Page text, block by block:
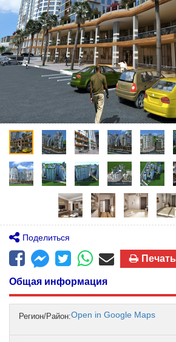
Поделиться
Печать
Общая информация
Регион/Район:Open in Google Maps